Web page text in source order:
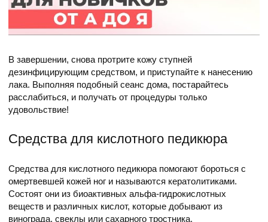
В завершении, снова протрите кожу ступней
дезинфицирующим средством, и приступайте к нанесению
лака. Выполняя подобный сеанс дома, постарайтесь
расслабиться, и получать от процедуры только
удовольствие!
Средства для кислотного педикюра
Средства для кислотного педикюра помогают бороться с
омертвевшей кожей ног и называются кератолитиками.
Состоят они из биоактивных альфа-гидрокислотных
веществ и различных кислот, которые добывают из
винограда, свеклы или сахарного тростника.